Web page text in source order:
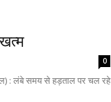
0
: लंबे समय से हड़ताल पर चल रहे